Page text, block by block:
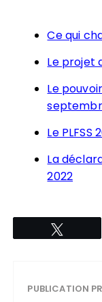
Ce qui
Le projet
Le
Le PLFSS
La
2022
PUBLICATION